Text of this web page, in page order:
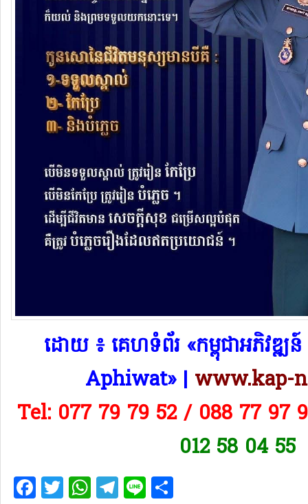
ដោយ ៖ គេហទំព័រ «កម្ពុជាអភិវឌ្ឍ
Aphiwat​» | www.kap-
Tel: 077 79 79 52 / 088 77 97
012 58 04 55
Facebook
Twitter
WhatsApp
Telegram
Line